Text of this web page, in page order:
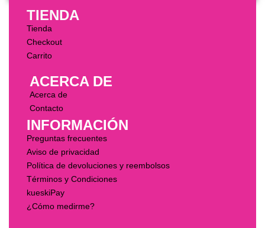
TIENDA
Tienda
Checkout
Carrito
ACERCA DE
Acerca de
Contacto
INFORMACIÓN
Preguntas frecuentes
Aviso de privacidad
Política de devoluciones y reembolsos
Términos y Condiciones
kueskiPay
¿Cómo medirme?